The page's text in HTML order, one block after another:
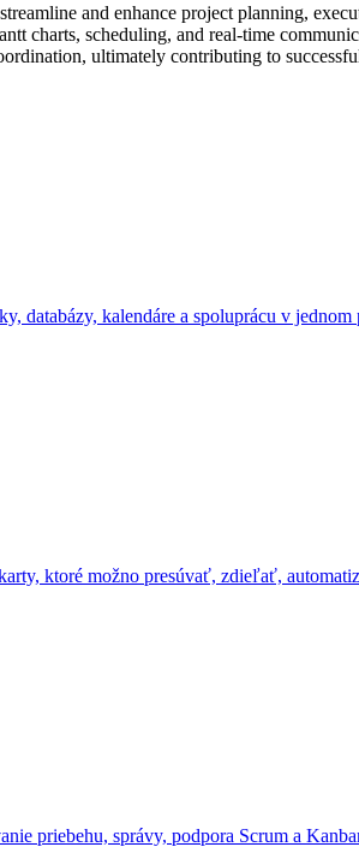
and enhance project planning,
charts, scheduling, and real-time
ultimately contributing to
databázy, kalendáre a spoluprácu v jednom
ktoré možno presúvať, zdieľať,
priebehu, správy, podpora Scrum a